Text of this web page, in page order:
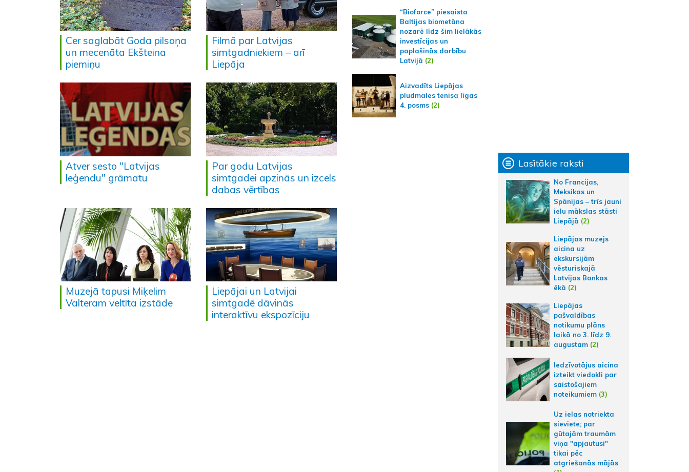
Cer saglabāt Goda pilsoņa
un mecenāta Ekšteina
piemiņu
Filmā par Latvijas
simtgadniekiem – arī
Liepāja
Atver sesto "Latvijas
leģendu" grāmatu
Par godu Latvijas
simtgadei apzinās un izcels
dabas vērtības
Muzejā tapusi Miķelim
Valteram veltīta izstāde
Liepājai un Latvijai
simtgadē dāvinās
interaktīvu ekspozīciju
“Bioforce” piesaista
Baltijas biometāna
nozarē līdz šim lielākās
investīcijas un
paplašinās darbību
Latvijā (2)
Aizvadīts Liepājas
pludmales tenisa līgas
4. posms (2)
Lasītākie raksti
No Francijas,
Meksikas un
Spānijas – trīs jauni
ielu mākslas stāsti
Liepājā (2)
Liepājas muzejs
aicina uz
ekskursijām
vēsturiskajā
Latvijas Bankas
ēkā (2)
Liepājas
pašvaldības
notikumu plāns
laikā no 3. līdz 9.
augustam (2)
Iedzīvotājus aicina
izteikt viedokli par
saistošajiem
noteikumiem (3)
Uz ielas notriekta
sieviete; par
gūtajām traumām
viņa "apjautusi"
tikai pēc
atgriešanās mājās